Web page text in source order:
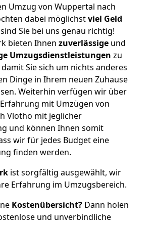
Umzug von Wuppertal nach
dabei möglichstviel Geld
Sie bei uns genau richtig!
bieten Ihnen zuverlässige und
Umzugsdienstleistungen zu
Sie sich um nichts anderes
Dinge in Ihrem neuen Zuhause
Weiterhin verfügen wir über
mit Umzügen von
Vlotho mit jeglicher
und können Ihnen somit
wir für jedes Budget eine
finden werden.
ist sorgfältig ausgewählt, wir
Erfahrung im Umzugsbereich.
Kostenübersicht? Dann holen
und unverbindliche